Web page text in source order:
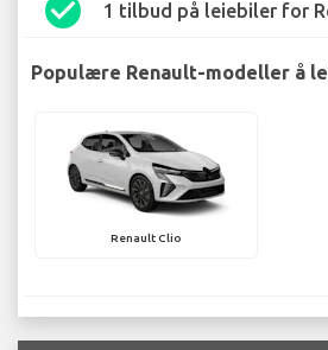
check_circle 1 tilbud på leiebiler for
Populære Renault-modeller å
Renault Clio